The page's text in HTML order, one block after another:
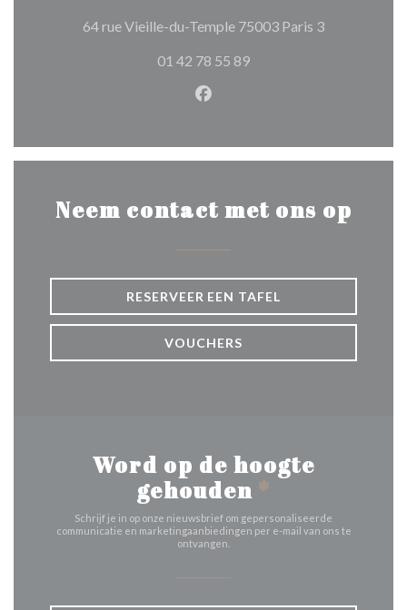
64 rue Vieille-du-Temple 75003 Paris 3((opent in
01 42 78 55 89
Facebook ((opent in een
Neem contact met ons op
RESERVEER EEN TAFEL
VOUCHERS
Word op de hoogte
gehouden *
Schrijf je in op onze nieuwsbrief om gepersonaliseerde
communicatie en marketingaanbiedingen per e-mail van ons te
ontvangen.